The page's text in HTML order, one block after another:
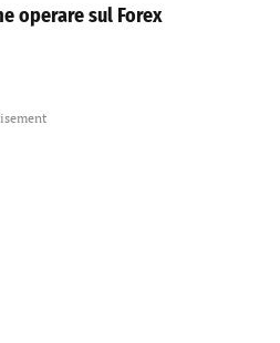
operare sul Forex